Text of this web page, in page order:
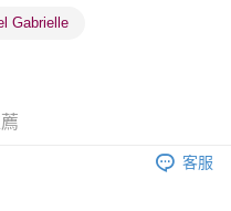
Gabrielle
客服